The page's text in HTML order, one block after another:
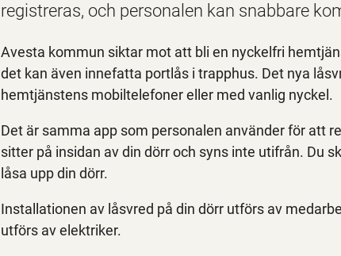
registreras, och personalen kan snabbare
Avesta kommun siktar mot att bli en nyckelfri
det kan även innefatta portlås i trapphus. Det nya
hemtjänstens mobiltelefoner eller med vanlig nyckel.
Det är samma app som personalen använder för att
sitter på insidan av din dörr och syns inte utifrån. Du
låsa upp din dörr.
Installationen av låsvred på din dörr utförs av
utförs av elektriker.